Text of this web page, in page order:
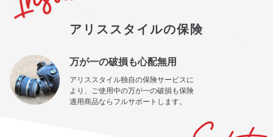
アリススタイルの保険
万が一の破損も心配無用
アリススタイル独自の保険サービスに
より、ご使用中の万が一の破損も保険
適用商品ならフルサポートします。